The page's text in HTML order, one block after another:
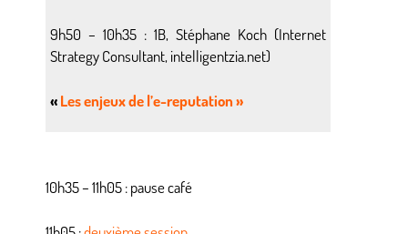
9h50 – 10h35 : 1B, Stéphane Koch (Internet
Strategy Consultant, intelligentzia.net)
«Les enjeux de l’e-reputation »
10h35 – 11h05 : pause café